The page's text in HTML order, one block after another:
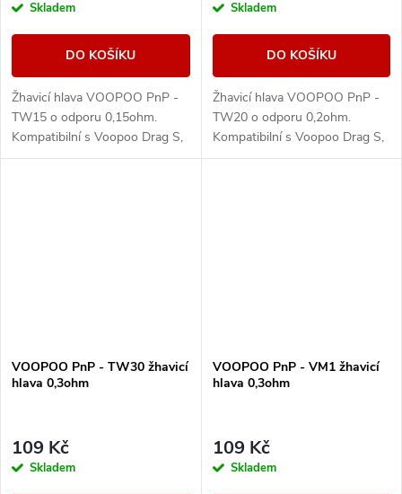
Skladem
DO KOŠÍKU
Žhavicí hlava VOOPOO PnP -
TW15 o odporu 0,15ohm.
Kompatibilní s Voopoo Drag S,
Drag X, PnP Tank, Argus Pro,
Skladem
DO KOŠÍKU
Žhavicí hlava VOOPOO PnP -
TW20 o odporu 0,2ohm.
Kompatibilní s Voopoo Drag S,
Drag X, PnP Tank, Argus Pro,
VOOPOO PnP - TW30 žhavicí
hlava 0,3ohm
109 Kč
Skladem
VOOPOO PnP - VM1 žhavicí
hlava 0,3ohm
109 Kč
Skladem